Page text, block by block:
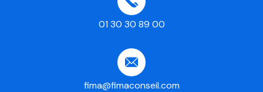
01 30 30 89 00
fima@fimaconseil.com